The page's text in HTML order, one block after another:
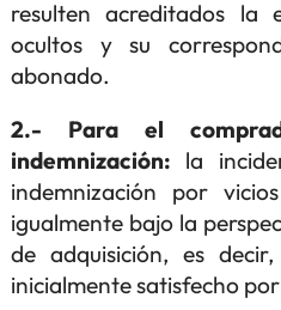
resulten acreditados la
ocultos y su
abonado.
2.- Para el
indemnización: la
indemnización por
igualmente bajo la
de adquisición, es
inicialmente satisfecho